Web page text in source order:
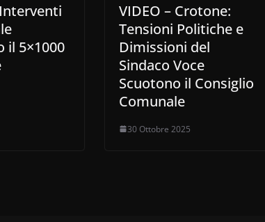
il 5×1000
VIDEO – Crotone:
Tensioni Politiche e
Dimissioni del
Sindaco Voce
Scuotono il Consiglio
Comunale
30 Ottobre 2025